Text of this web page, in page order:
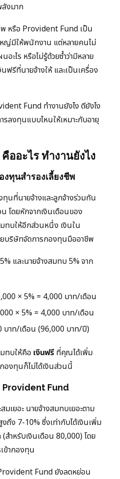
งมาก
หรือ Provident Fund เป็น
ญ่มีให้พนักงาน แต่หลายคนไม่
อะไร หรือไม่รู้ด้วยซ้ำว่ามีหลาย
รีที่นายจ้างให้ และเป็นเครื่อง
Fund ทำงานยังไง ดียังไง
ลงทุนแบบไหนให้เหมาะกับอายุ
ออะไร ทำงานยังไง
ทุนสำรองเลี้ยงชีพ
นที่นายจ้างและลูกจ้างร่วมกัน
โดยหักจากเงินเดือนของ
ทบให้อีกส่วนหนึ่ง เงินใน
บริษัทจัดการกองทุนมืออาชีพ
และนายจ้างสมทบ 5% จาก
× 5% = 4,000 บาท/เดือน
× 5% = 4,000 บาท/เดือน
บาท/เดือน (96,000 บาท/ปี)
ทบให้คือ เงินฟรี ที่คุณได้เพิ่ม
องทุนก็ไม่ได้เงินส่วนนี้
Provident Fund
เยอะ นายจ้างสมทบเยอะตาม
ง 7-10% ซึ่งเท่ากับได้เงินเพิ่ม
สำหรับเงินเดือน 80,000) โดย
ข้ากองทุน
Fund ยังลดหย่อน